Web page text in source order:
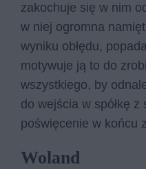
zakochuje się w nim
w niej ogromna
wyniku obłędu,
motywuje ją to do
wszystkiego, by
do wejścia w spółkę z
poświęcenie w końcu
Woland